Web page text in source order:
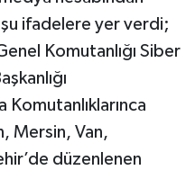
şu ifadelere yer verdi;
Komutanlığı Siber
Mersin, Van,
düzenlenen